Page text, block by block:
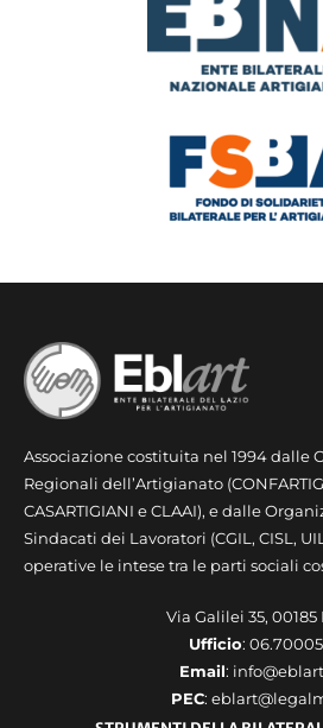
Associazione costituita nel 1994 dalle
Regionali dell’Artigianato
CASARTIGIANI e CLAAI), e dalle
Sindacati dei Lavoratori (CGIL, CISL,
operative le intese tra le parti sociali
Via Galilei 35, 00185
Ufficio:
Email:
PEC: